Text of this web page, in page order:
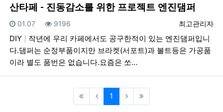
산타페 - 진동감소를 위한 프로젝트 엔진댐퍼
등록자
최고관리자
등록일
01.07 조회
9196
DIY
작년에 우리 카페에서도 공구한적이 있는 엔진댐퍼입니
다.댐퍼는 순정부품이지만 브라켓(서포트)과 볼트등은 가공품
이라 별도 품번은 없습니다.요즘은 쏘…
1 (current)